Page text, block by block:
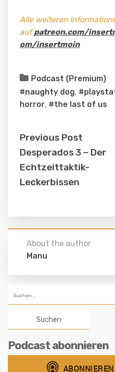
Alle weiteren
aufpatreon.com/
om/insertmoin
Podcast (Premium)
#naughty dog,
horror, #the last of us
Previous Post
Desperados 3 – Der
Echtzeittaktik-
Leckerbissen
About the author
Manu
nach:
Podcast abonnieren